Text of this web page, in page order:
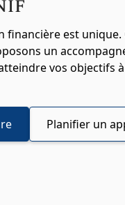
financière est unique.
un
vos objectifs
Planifier un